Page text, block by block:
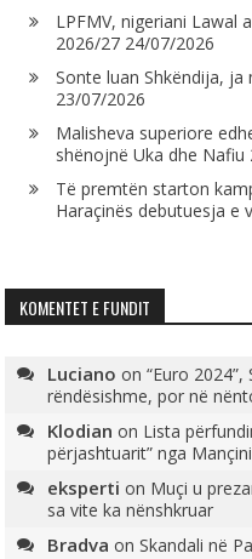
LPFMV, nigeriani Lawal
2026/27 24/07/2026
Sonte luan Shkëndija, ja
23/07/2026
Malisheva superiore
shënojnë Uka dhe Nafiu
Të premtën starton
Haraçinës debutuesja e
KOMENTET E FUNDIT
Luciano on“Euro
rëndësishme, por në
Klodian on Lista
përjashtuarit” nga Mançini
eksperti on Muçi u
sa vite ka nënshkruar
Bradva onSkandali në